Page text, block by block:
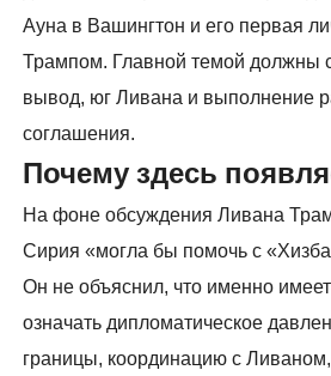
Ауна в Вашингтон и его первая
Трампом. Главной темой должны
вывод, юг Ливана и выполнение
соглашения.
Почему здесь
На фоне обсуждения Ливана
Сирия «могла бы помочь с
Он не объяснил, что именно
означать дипломатическое
границы, координацию с